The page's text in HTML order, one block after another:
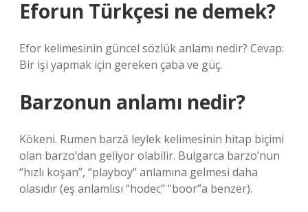
Eforun Türkçesi ne demek?
Efor kelimesinin güncel sözlük anlamı nedir? Cevap:
Bir işi yapmak için gereken çaba ve güç.
Barzonun anlamı nedir?
Kökeni. Rumen barză leylek kelimesinin hitap biçimi
olan barzo’dan geliyor olabilir. Bulgarca barzo’nun
“hızlı koşan”, “playboy” anlamına gelmesi daha
olasıdır (eş anlamlısı “hodec” “boor”a benzer).